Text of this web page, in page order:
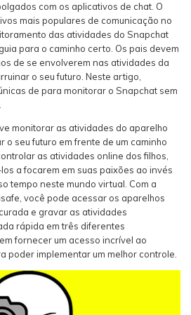
com os aplicativos de chat. O
mais populares de comunicação no
das atividades do Snapchat
para o caminho certo. Os pais devem
de se envolverem nas atividades da
o seu futuro. Neste artigo,
de para monitorar o Snapchat sem
monitorar as atividades do aparelho
o seu futuro em frente de um caminho
as atividades online dos filhos,
a focarem em suas paixões ao invés
tempo neste mundo virtual. Com a
você pode acessar os aparelhos
e gravar as atividades
rápida em três diferentes
fornecer um acesso incrível ao
poder implementar um melhor controle.